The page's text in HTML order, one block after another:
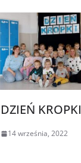
DZIEŃ KROPKI
14 września, 2022